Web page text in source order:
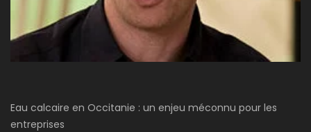
Eau calcaire en Occitanie : un enjeu méconnu pour les
entreprises